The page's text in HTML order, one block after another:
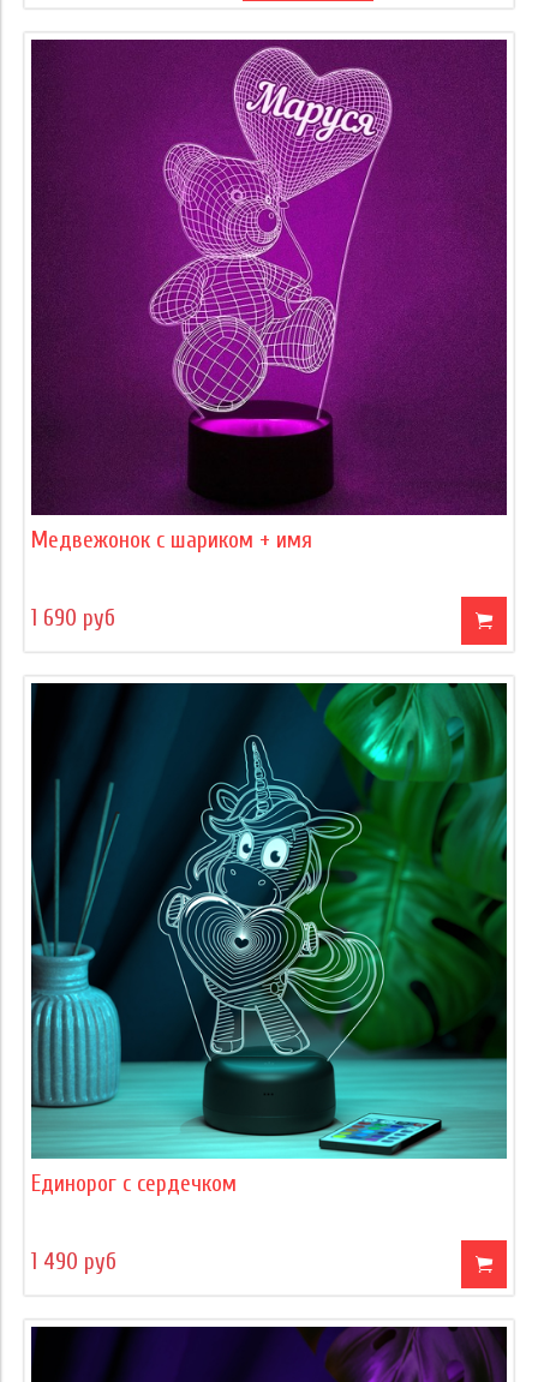
Медвежонок с шариком + имя
1 690 руб
Единорог с сердечком
1 490 руб